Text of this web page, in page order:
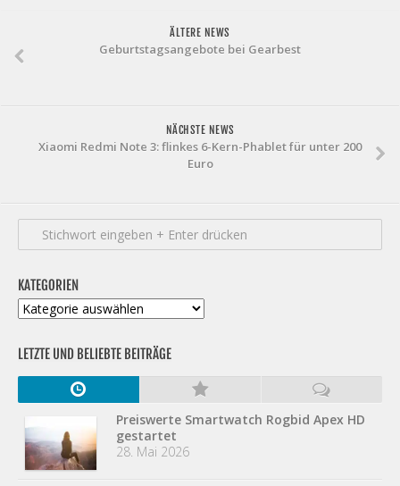
ÄLTERE NEWS
Geburtstagsangebote bei Gearbest
NÄCHSTE NEWS
Xiaomi Redmi Note 3: flinkes 6-Kern-Phablet für unter 200
Euro
KATEGORIEN
Kategorien
LETZTE UND BELIEBTE BEITRÄGE
Preiswerte Smartwatch Rogbid Apex HD
gestartet
28. Mai 2026